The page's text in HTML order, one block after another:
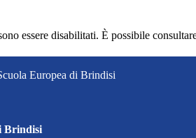
essere disabilitati. È possibile
Europea di Brindisi
Brindisi